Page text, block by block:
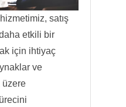
satış
etkili bir
için ihtiyaç
ve
üzere